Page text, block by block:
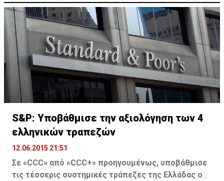
S&P: Υποβάθμισε την αξιολόγηση των 4
ελληνικών τραπεζών
12.06.2015 21:51
Σε «CCC» από «CCC+» προηγουμένως, υποβάθμισε
τις τέσσερις συστημικές τράπεζες της Ελλάδας ο